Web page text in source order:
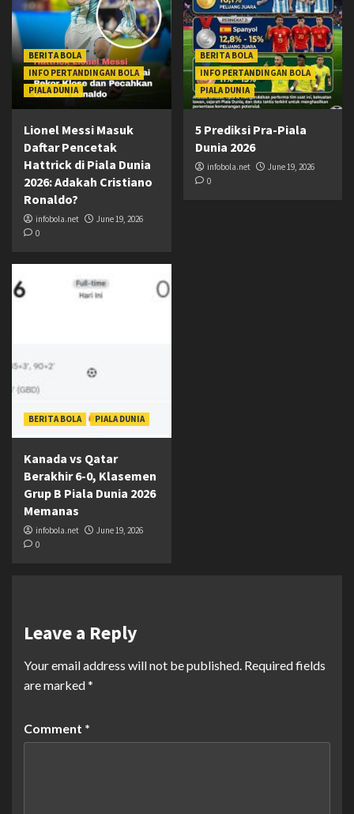
BERITA BOLA
INFO PERTANDINGAN BOLA
PIALA DUNIA
Lionel Messi Masuk
Daftar Pencetak
Hattrick di Piala Dunia
2026: Adakah Cristiano
Ronaldo?
infobola.net
June 19, 2026
0
BERITA BOLA
INFO PERTANDINGAN BOLA
PIALA DUNIA
5 Prediksi Pra-Piala
Dunia 2026
infobola.net
June 19, 2026
0
BERITA BOLA PIALA DUNIA
Kanada vs Qatar
Berakhir 6-0, Klasemen
Grup B Piala Dunia 2026
Memanas
infobola.net
June 19, 2026
0
Leave a Reply
Your email address will not be published. Required fields
are marked*
Comment *